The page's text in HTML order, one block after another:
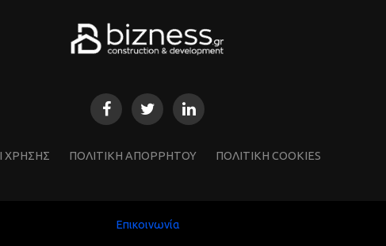
ΧΡΗΣΗΣ ΠΟΛΙΤΙΚΗ ΑΠΟΡΡΗΤΟΥ ΠΟΛΙΤΙΚΗ COOKIES
Επικοινωνία